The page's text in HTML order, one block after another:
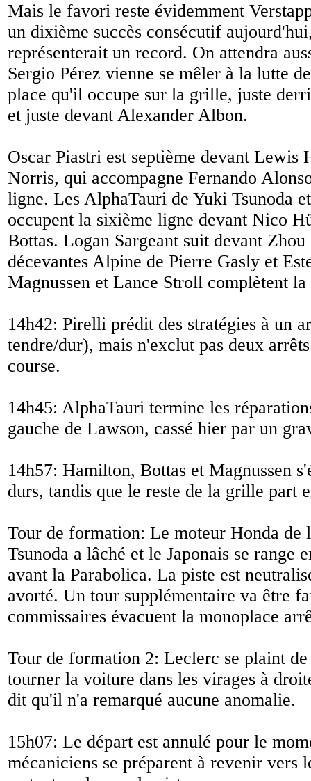
Mais le favori reste évidemment
un dixième succès consécutif
représenterait un record. On attendra
Sergio Pérez vienne se mêler à la lutte
place qu'il occupe sur la grille, juste
et juste devant Alexander Albon.
Oscar Piastri est septième devant Lewis
Norris, qui accompagne Fernando
ligne. Les AlphaTauri de Yuki Tsunoda
occupent la sixième ligne devant Nico
Bottas. Logan Sargeant suit devant
décevantes Alpine de Pierre Gasly et
Magnussen et Lance Stroll complètent
14h42: Pirelli prédit des stratégies à un
tendre/dur), mais n'exclut pas deux
course.
14h45: AlphaTauri termine les
gauche de Lawson, cassé hier par un
14h57: Hamilton, Bottas et Magnussen
durs, tandis que le reste de la grille part
Tour de formation: Le moteur Honda de
Tsunoda a lâché et le Japonais se range
avant la Parabolica. La piste est
avorté. Un tour supplémentaire va être
commissaires évacuent la monoplace
Tour de formation 2: Leclerc se plaint
tourner la voiture dans les virages à
dit qu'il n'a remarqué aucune anomalie.
15h07: Le départ est annulé pour le
mécaniciens se préparent à revenir vers